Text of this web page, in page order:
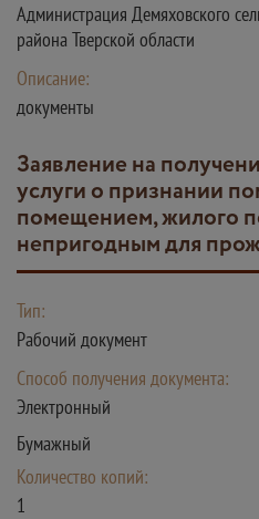
Администрация Демяховского
района Тверской области
Описание:
документы
Заявление на получение муниципальной
услуги о признании
помещением, жилого
непригодным для
Тип:
Рабочий документ
Способ получения документа:
Электронный
Бумажный
Количество копий:
1